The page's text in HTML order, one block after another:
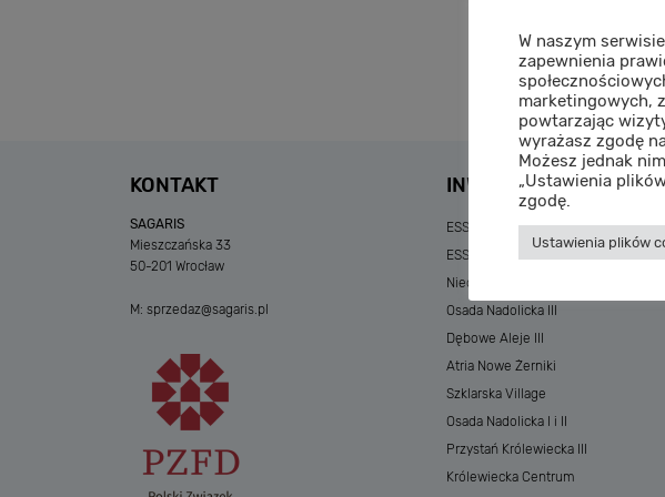
KONTAKT
SAGARIS
Mieszczańska 33
50-201 Wrocław
M: sprzedaz@sagaris.pl
INWESTYCJE
ESSENSE Baltic Resort&SPA
ESSENSE Baltic Resort&SPA II
Niedziałkowskiego Park
Osada Nadolicka III
Dębowe Aleje III
Atria Nowe Żerniki
Szklarska Village
Osada Nadolicka I i II
Przystań Królewiecka III
Królewiecka Centrum
W naszym
zapewnienia
marketingowych,
powtarzając
wyrażasz zgodę
Możesz jednak
„Ustawienia
zgodę.
Ustawienia plików